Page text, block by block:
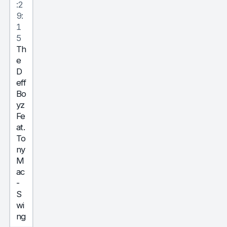
:2
9:
1
5
Th
e
D
eff
Bo
yz
Fe
at.
To
ny
M
ac
-
S
wi
ng